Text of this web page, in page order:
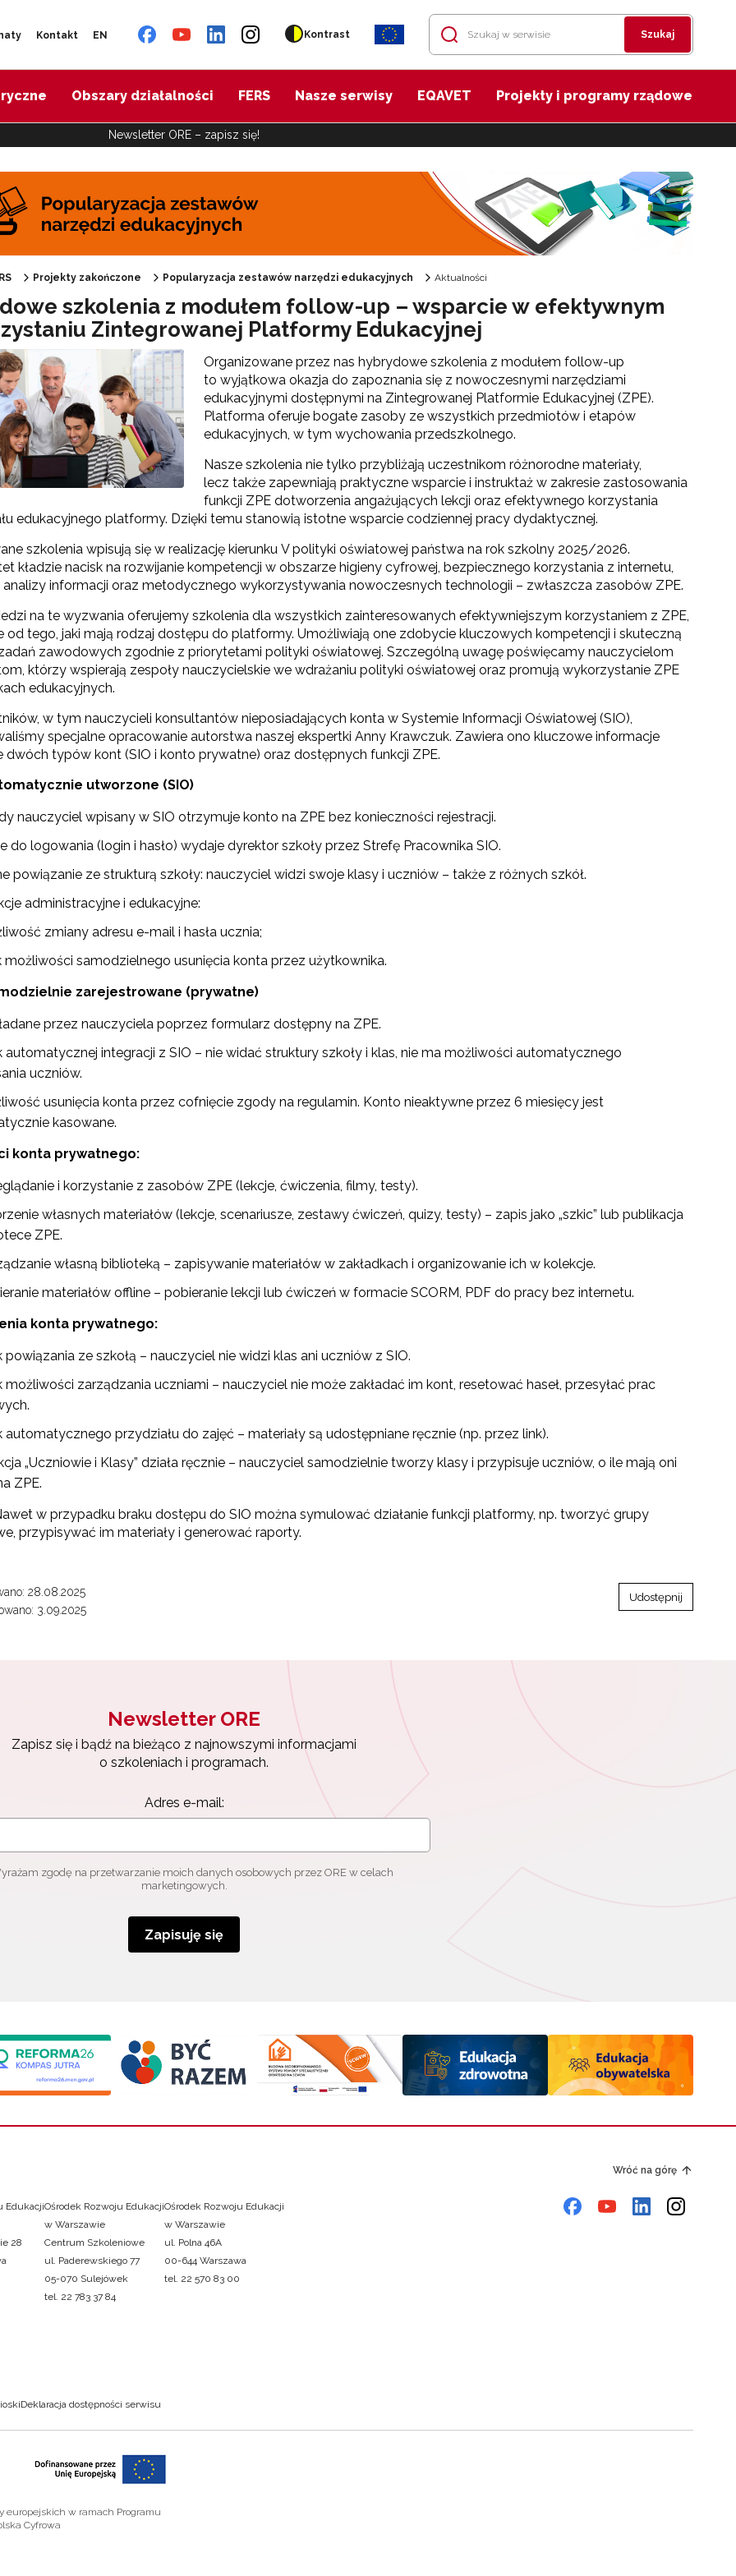
Kontakt EN Kontrast Szukaj
Obszary działalności FERS Nasze serwisy EQAVET Projekty i programy rządowe
Newsletter ORE – zapisz się!
zestawów narzędzi edukacyjnych"
wsparcia"
Projekty zakończone Popularyzacja zestawów narzędzi edukacyjnych Aktualności
szkolenia z modułem follow-up – wsparcie w efektywnym
Zintegrowanej Platformy Edukacyjnej
Organizowane przez nas hybrydowe szkolenia z modułem follow-up
to wyjątkowa okazja do zapoznania się z nowoczesnymi narzędziami
edukacyjnymi dostępnymi na Zintegrowanej Platformie Edukacyjnej (ZPE).
Platforma oferuje bogate zasoby ze wszystkich przedmiotów i etapów
edukacyjnych, w tym wychowania przedszkolnego.
Nasze szkolenia nie tylko przybliżają uczestnikom różnorodne materiały,
lecz także zapewniają praktyczne wsparcie i instruktaż w zakresie zastosowania
funkcji ZPE dotworzenia angażujących lekcji oraz efektywnego korzystania
edukacyjnego platformy. Dzięki temu stanowią istotne wsparcie codziennej pracy dydaktycznej.
szkolenia wpisują się w realizację kierunku V polityki oświatowej państwa na rok szkolny 2025/2026.
kładzie nacisk na rozwijanie kompetencji w obszarze higieny cyfrowej, bezpiecznego korzystania z internetu,
analizy informacji oraz metodycznego wykorzystywania nowoczesnych technologii – zwłaszcza zasobów ZPE.
na te wyzwania oferujemy szkolenia dla wszystkich zainteresowanych efektywniejszym korzystaniem z ZPE,
od tego, jaki mają rodzaj dostępu do platformy. Umożliwiają one zdobycie kluczowych kompetencji i skuteczną
zawodowych zgodnie z priorytetami polityki oświatowej. Szczególną uwagę poświęcamy nauczycielom
którzy wspierają zespoły nauczycielskie we wdrażaniu polityki oświatowej oraz promują wykorzystanie ZPE
edukacyjnych.
w tym nauczycieli konsultantów nieposiadających konta w Systemie Informacji Oświatowej (SIO),
specjalne opracowanie autorstwa naszej ekspertki Anny Krawczuk. Zawiera ono kluczowe informacje
typów kont (SIO i konto prywatne) oraz dostępnych funkcji ZPE.
utworzone (SIO)
nauczyciel wpisany w SIO otrzymuje konto na ZPE bez konieczności rejestracji.
do logowania (login i hasło) wydaje dyrektor szkoły przez Strefę Pracownika SIO.
powiązanie ze strukturą szkoły: nauczyciel widzi swoje klasy i uczniów – także z różnych szkół.
administracyjne i edukacyjne:
zmiany adresu e-mail i hasła ucznia;
możliwości samodzielnego usunięcia konta przez użytkownika.
zarejestrowane (prywatne)
przez nauczyciela poprzez formularz dostępny na ZPE.
automatycznej integracji z SIO – nie widać struktury szkoły i klas, nie ma możliwości automatycznego
uczniów.
usunięcia konta przez cofnięcie zgody na regulamin. Konto nieaktywne przez 6 miesięcy jest
kasowane.
konta prywatnego:
i korzystanie z zasobów ZPE (lekcje, ćwiczenia, filmy, testy).
własnych materiałów (lekcje, scenariusze, zestawy ćwiczeń, quizy, testy) – zapis jako „szkic” lub publikacja
ZPE.
własną biblioteką – zapisywanie materiałów w zakładkach i organizowanie ich w kolekcje.
materiałów offline – pobieranie lekcji lub ćwiczeń w formacie SCORM, PDF do pracy bez internetu.
konta prywatnego:
powiązania ze szkołą – nauczyciel nie widzi klas ani uczniów z SIO.
możliwości zarządzania uczniami – nauczyciel nie może zakładać im kont, resetować haseł, przesyłać prac
automatycznego przydziału do zajęć – materiały są udostępniane ręcznie (np. przez link).
„Uczniowie i Klasy” działa ręcznie – nauczyciel samodzielnie tworzy klasy i przypisuje uczniów, o ile mają oni
ZPE.
w przypadku braku dostępu do SIO można symulować działanie funkcji platformy, np. tworzyć grupy
przypisywać im materiały i generować raporty.
28.08.2025
3.09.2025
Udostępnij
Newsletter ORE
Zapisz się i bądź na bieżąco z najnowszymi informacjami
o szkoleniach i programach.
Adres e-mail:
zgodę na przetwarzanie moich danych osobowych przez ORE w celach
marketingowych.
Zapisuję się
Wróć na górę
Edukacji
28
Ośrodek Rozwoju Edukacji
w Warszawie
Centrum Szkoleniowe
ul. Paderewskiego 77
05-070 Sulejówek
tel. 22 783 37 84
Ośrodek Rozwoju Edukacji
w Warszawie
ul. Polna 46A
00-644 Warszawa
tel. 22 570 83 00
Deklaracja dostępności serwisu
europejskich w ramach Programu
Cyfrowa
ORE
się i bądź na bieżąco z najnowszymi informacjami
i programach.
e-mail:
zgodę na przetwarzanie moich danych osobowych przez ORE w
się